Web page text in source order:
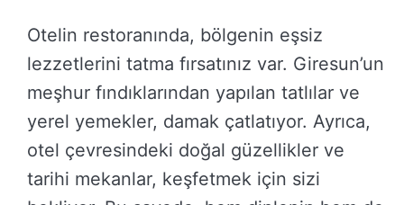
Otelin restoranında, bölgenin eşsiz
lezzetlerini tatma fırsatınız var. Giresun’un
meşhur fındıklarından yapılan tatlılar ve
yerel yemekler, damak çatlatıyor. Ayrıca,
otel çevresindeki doğal güzellikler ve
tarihi mekanlar, keşfetmek için sizi